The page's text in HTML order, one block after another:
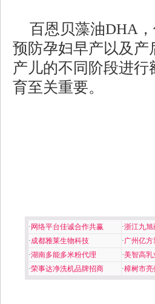
百恩贝藻油DHA
预防孕妇早产以及
产儿的不同阶段进
育至关重要。
· 网络平台佳诚合作共赢 ·浙江九旭
·成都雅莱生物科技 ·广州亿
·湖南多能多米粉代理 ·美智高乳
·荣事达净洗机品牌招商 ·樟树市亮